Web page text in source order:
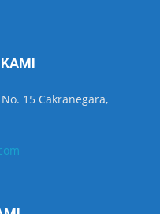
15 Cakranegara,